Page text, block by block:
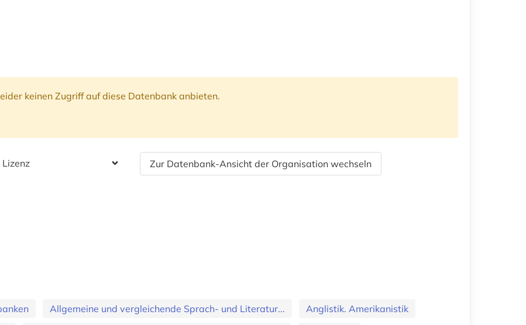
keinen Zugriff auf diese Datenbank anbieten.
Zur Datenbank-Ansicht der Organisation wechseln
Allgemeine und vergleichende Sprach- und Literatur...
Anglistik. Amerikanistik